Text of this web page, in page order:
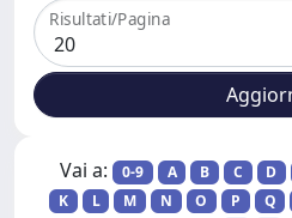
Risultati/Pagina
Vai a: 0-9 A B C D
K
L M N O P Q